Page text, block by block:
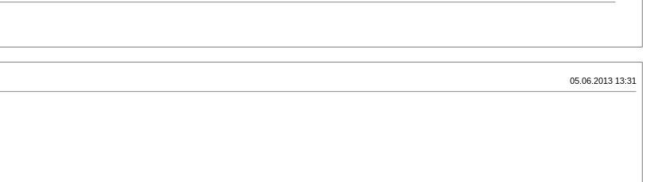
05.06.2013 13:31